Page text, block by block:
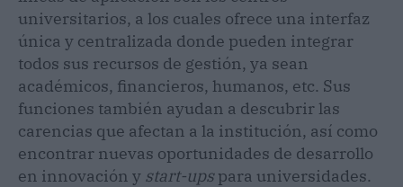
universitarios, a los cuales ofrece una interfaz
única y centralizada donde pueden integrar
todos sus recursos de gestión, ya sean
académicos, financieros, humanos, etc. Sus
funciones también ayudan a descubrir las
carencias que afectan a la institución, así como
encontrar nuevas oportunidades de desarrollo
en innovación y start-upspara universidades.